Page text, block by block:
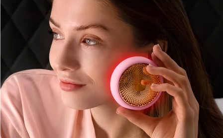
Entrar
Perfil de usuário
Meus aparelhos
Meus pedidos
Meus endereços
As minhas subscrições
NOVIDADE
FAQ™ Pure Beauty-Tech Elixir
BREAKING NEWS
issa™ Teeth Whitening Set
Idioma
Deutsch
Español
Français
Italiano
Português
Polski
Svenska
Русский
Türkçe
简体中文 繁體中文